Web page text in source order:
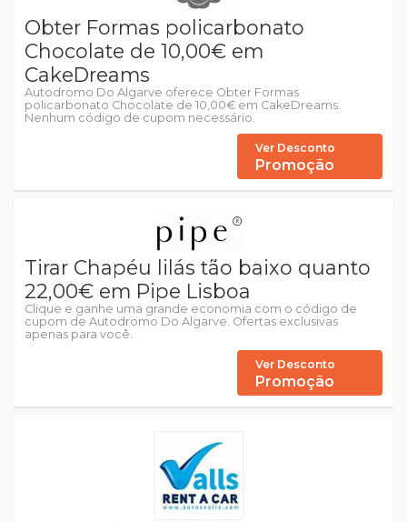
Obter Formas policarbonato
Chocolate de 10,00€ em
CakeDreams
Autodromo Do Algarve oferece Obter Formas
policarbonato Chocolate de 10,00€ em CakeDreams.
Nenhum código de cupom necessário.
Ver Desconto
Promoção
Tirar Chapéu lilás tão baixo quanto
22,00€ em Pipe Lisboa
Clique e ganhe uma grande economia com o código de
cupom de Autodromo Do Algarve. Ofertas exclusivas
apenas para você.
Ver Desconto
Promoção